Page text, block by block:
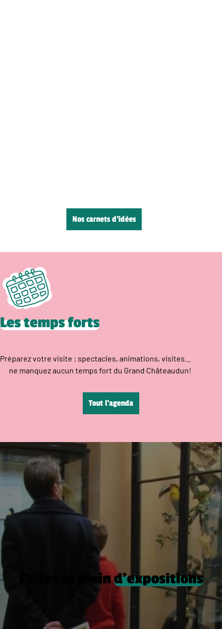
Nos carnets d’idées
Les temps forts
Préparez votre visite : spectacles, animations, visites…
ne manquez aucun temps fort du Grand Châteaudun!
Tout l’agenda
Faites le pleind’expositions